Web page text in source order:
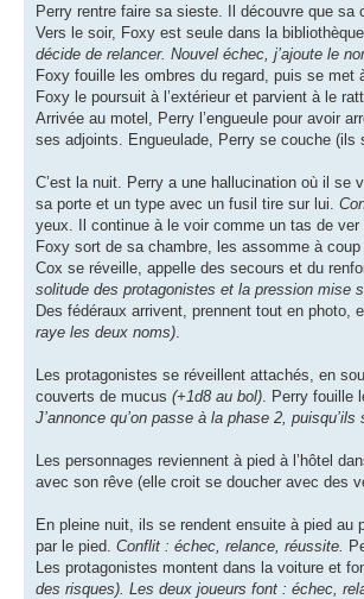
Perry rentre faire sa sieste. Il découvre que sa
Vers le soir, Foxy est seule dans la
décide de relancer. Nouvel échec, j’ajoute le
Foxy fouille les ombres du regard, puis se met
Foxy le poursuit à l’extérieur et parvient à le
Arrivée au motel, Perry l’engueule pour avoir
ses adjoints. Engueulade, Perry se couche (ils
C’est la nuit. Perry a une hallucination où il
sa porte et un type avec un fusil tire sur lui.
yeux. Il continue à le voir comme un tas de ver
Foxy sort de sa chambre, les assomme à
Cox se réveille, appelle des secours et du
solitude des protagonistes et la pression mise
Des fédéraux arrivent, prennent tout en photo,
raye les deux noms)
Les protagonistes se réveillent attachés, en
couverts de mucus (+1d8 au bol) . Perry fouille
J’annonce qu’on passe à la phase 2,
Les personnages reviennent à pied à l’hôtel
avec son rêve (elle croit se doucher avec des
En pleine nuit, ils se rendent ensuite à pied
par le pied. Conflit : échec, relance, réussite.
Les protagonistes montent dans la voiture et
des risques). Les deux joueurs font : échec,